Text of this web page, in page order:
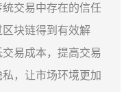
交易中存在的信任
块链得到有效解
易成本，提高交易
，让市场环境更加